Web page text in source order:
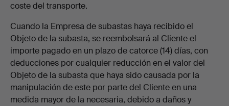
coste del transporte.
Cuando la Empresa de subastas haya recibido el
Objeto de la subasta, se reembolsará al Cliente el
importe pagado en un plazo de catorce (14) días, con
deducciones por cualquier reducción en el valor del
Objeto de la subasta que haya sido causada por la
manipulación de este por parte del Cliente en una
medida mayor de la necesaria, debido a daños y